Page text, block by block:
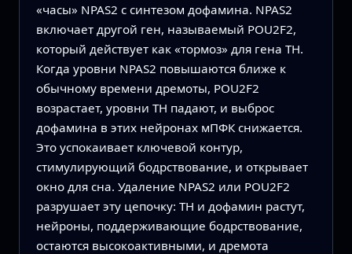
«часы» NPAS2 с синтезом дофамина. NPAS2
включает другой ген, называемый POU2F2,
который действует как «тормоз» для гена TH.
Когда уровни NPAS2 повышаются ближе к
обычному времени дремоты, POU2F2
возрастает, уровни TH падают, и выброс
дофамина в этих нейронах мПФК снижается.
Это успокаивает ключевой контур,
стимулирующий бодрствование, и открывает
окно для сна. Удаление NPAS2 или POU2F2
разрушает эту цепочку: TH и дофамин растут,
нейроны, поддерживающие бодрствование,
остаются высокоактивными, и дремота